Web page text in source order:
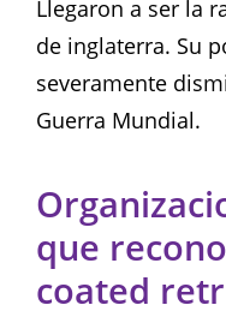
Llegaron a ser la
de inglaterra. Su
severamente
Guerra Mundial.
que
coated